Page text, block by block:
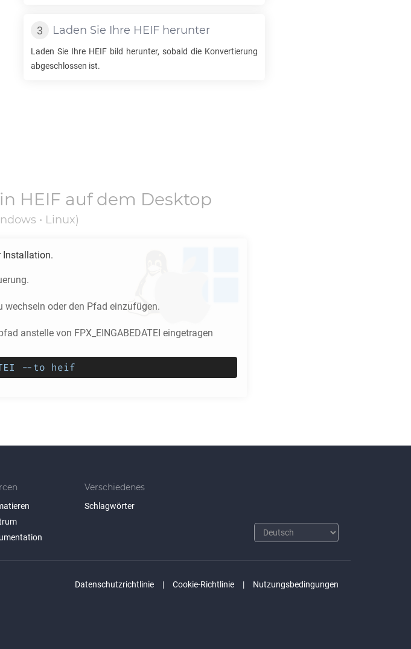
Laden Sie Ihre HEIF herunter
Laden Sie Ihre HEIF bild herunter, sobald die Konvertierung
abgeschlossen ist.
HEIF auf dem Desktop
• Linux)
Installation.
wechseln oder den Pfad einzufügen.
anstelle von FPX_EINGABEDATEI eingetragen
--to heif
Verschiedenes
Schlagwörter
Datenschutzrichtlinie Cookie-Richtlinie Nutzungsbedingungen